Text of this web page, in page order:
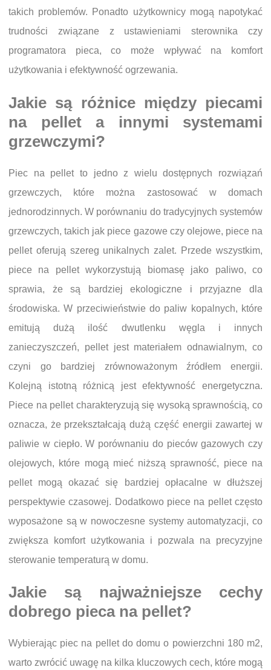
takich problemów. Ponadto użytkownicy mogą napotykać
trudności związane z ustawieniami sterownika czy
programatora pieca, co może wpływać na komfort
użytkowania i efektywność ogrzewania.
Jakie są różnice między piecami
na pellet a innymi systemami
grzewczymi?
Piec na pellet to jedno z wielu dostępnych rozwiązań
grzewczych, które można zastosować w domach
jednorodzinnych. W porównaniu do tradycyjnych systemów
grzewczych, takich jak piece gazowe czy olejowe, piece na
pellet oferują szereg unikalnych zalet. Przede wszystkim,
piece na pellet wykorzystują biomasę jako paliwo, co
sprawia, że są bardziej ekologiczne i przyjazne dla
środowiska. W przeciwieństwie do paliw kopalnych, które
emitują dużą ilość dwutlenku węgla i innych
zanieczyszczeń, pellet jest materiałem odnawialnym, co
czyni go bardziej zrównoważonym źródłem energii.
Kolejną istotną różnicą jest efektywność energetyczna.
Piece na pellet charakteryzują się wysoką sprawnością, co
oznacza, że przekształcają dużą część energii zawartej w
paliwie w ciepło. W porównaniu do pieców gazowych czy
olejowych, które mogą mieć niższą sprawność, piece na
pellet mogą okazać się bardziej opłacalne w dłuższej
perspektywie czasowej. Dodatkowo piece na pellet często
wyposażone są w nowoczesne systemy automatyzacji, co
zwiększa komfort użytkowania i pozwala na precyzyjne
sterowanie temperaturą w domu.
Jakie są najważniejsze cechy
dobrego pieca na pellet?
Wybierając piec na pellet do domu o powierzchni 180 m2,
warto zwrócić uwagę na kilka kluczowych cech, które mogą